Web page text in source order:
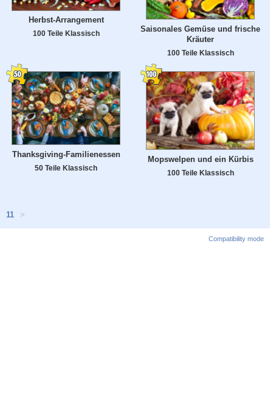
Herbst-Arrangement
100 Teile Klassisch
Saisonales Gemüse und frische
Kräuter
100 Teile Klassisch
Thanksgiving-Familienessen
50 Teile Klassisch
Mopswelpen und ein Kürbis
100 Teile Klassisch
11 >
Compatibility mode